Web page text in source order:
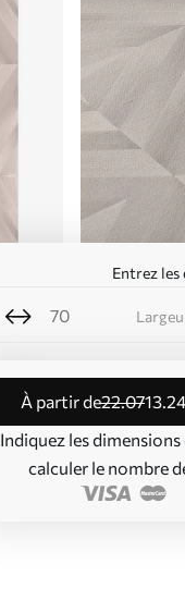
Entrez
à partir de22.0713
Indiquez les
calculer le nombre